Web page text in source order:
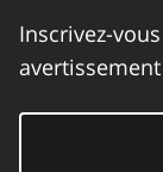
Inscrivez-